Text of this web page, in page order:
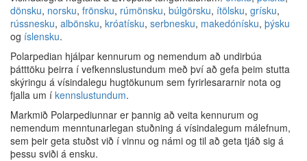
dönsku, norsku, frönsku, rúmönsku, búlgörsku, ítölsku, grísku,
rússnesku, albönsku, króatísku, serbnesku, makedónísku, þýsku
og íslensku.
Polarpedian hjálpar kennurum og nemendum að undirbúa
þátttöku þeirra í vefkennslustundum með því að gefa þeim stutta
skýringu á vísindalegu hugtökunum sem fyrirlesararnir nota og
fjalla um í kennslustundum.
Markmið Polarpediunnar er þannig að veita kennurum og
nemendum menntunarlegan stuðning á vísindalegum málefnum,
sem þeir geta stuðst við í vinnu og námi og til að geta tjáð sig á
þessu sviði á ensku.